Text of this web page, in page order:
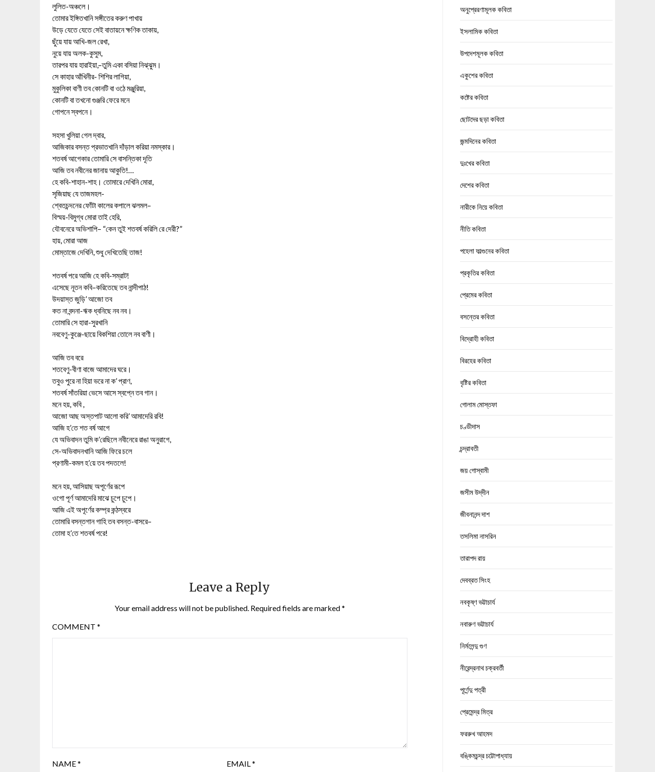
লুলিত-অঞ্চলে।
তোমার ইঙ্গিতখানি সঙ্গীতের করুণ পাখায়
উড়ে যেতে যেতে সেই বাতায়নে ক্ষণিক তাকায়,
ছুঁয়ে যায় আখি-জল রেখা,
নুয়ে যায় অলক-কুসুম,
তারপর যায় হারাইয়া,–তুমি একা বসিয়া নিঝ্‌ঝুম।
সে কাহার আঁখিনীর- শিশির লাগিয়া,
মুকুলিকা বাণী তব কোনটি বা ওঠে মঞ্জুরিয়া,
কোনটি বা তখনো গুঞ্জরি ফেরে মনে
গোপনে স্বপনে।
সহসা খুলিয়া গেল দ্বার,
আজিকার বসন্ত প্রভাতখানি দাঁড়াল করিয়া নমস্কার।
শতবর্ষ আগেকার তোমারি সে বাসন্তিকা দূতি
আজি তব নবীনের জানায় আকুতি!…
হে কবি-শাহান-শাহ। তোমারে দেখিনি মোরা,
সৃজিয়াছ যে তাজমহল-
শ্বেতচন্দনের ফোঁটা কালের কপালে ঝলমল–
বিস্ময়-বিমুগ্ধ মোরা তাই হেরি,
যৌবনেরে অভিশাপি– “কেন তুই শতবর্ষ করিলি রে দেরী?”
হায়, মোরা আজ
মোম্‌তাজে দেখিনি, শুধু দেখিতেছি তাজ!
শতবর্ষ পরে আজি হে কবি-সম্রাট!
এসেছে নূতন কবি–করিতেছে তব নান্দীপাঠ!
উদয়াস্ত জুড়ি’ আজো তব
কত না বন্দনা-ঋক ধ্বনিছে নব নব।
তোমারি সে হারা-সুরখানি
নববেণু-কুঞ্জে-ছায়ে বিকশিয়া তোলে নব বাণী।
আজি তব বরে
শতবেণু-বীণা বাজে আমাদের ঘরে।
তবুও পুরে না হিয়া ভরে না ক’ প্রাণ,
শতবর্ষ সাঁতরিয়া ভেসে আসে স্বপ্নে তব গান।
মনে হয়, কবি ,
আজো আছ অস্তপাট আলো করি’ আমাদেরি রবি!
আজি হ’তে শত বর্ষ আগে
যে অভিবাদন তুমি ক’রেছিলে নবীনেরে রাঙা অনুরাগে,
সে-অভিবাদনখানি আজি ফিরে চলে
প্রণামী-কমল হ’য়ে তব পদতলে!
মনে হয়, আসিয়াছ অপূর্ণের রূপে
ওগো পূর্ণ আমাদেরি মাঝে চুপে চুপে।
আজি এই অপূর্ণের কম্প্র কন্ঠস্বরে
তোমারি বসন্তগান গাহি তব বসন্ত-বাসরে–
তোমা হ’তে শতবর্ষ পরে!
Leave a Reply
Your email address will not be published. Required fields are marked*
COMMENT *
NAME* EMAIL*
অনুপ্রেরণামূলক কবিতা
ইসলামিক কবিতা
উপদেশমূলক কবিতা
একুশের কবিতা
কষ্টের কবিতা
ছোটদের ছড়া কবিতা
জন্মদিনের কবিতা
দুঃখের কবিতা
দেশের কবিতা
নারীকে নিয়ে কবিতা
নীতি কবিতা
পহেলা ফাল্গুনের কবিতা
প্রকৃতির কবিতা
প্রেমের কবিতা
বসন্তের কবিতা
বিদ্রোহী কবিতা
বিরহের কবিতা
বৃষ্টির কবিতা
গোলাম মোস্তফা
চণ্ডীদাস
চন্দ্রাবতী
জয় গোস্বামী
জসীম উদ্‌দীন
জীবনানন্দ দাশ
তসলিমা নাসরিন
তারাপদ রায়
দেবব্রত সিংহ
নবকৃষ্ণ ভট্টাচার্য
নবারুণ ভট্টাচার্য
নির্মলেন্দু গুণ
নীরেন্দ্রনাথ চক্রবর্তী
পূর্ণেন্দু পত্রী
প্রেমেন্দ্র মিত্র
ফররুখ আহমদ
বঙ্কিমচন্দ্র চট্টোপাধ্যায়